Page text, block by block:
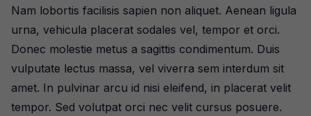
Nam lobortis facilisis sapien non aliquet. Aenean ligula
urna, vehicula placerat sodales vel, tempor et orci.
Donec molestie metus a sagittis condimentum. Duis
vulputate lectus massa, vel viverra sem interdum sit
amet. In pulvinar arcu id nisi eleifend, in placerat velit
tempor. Sed volutpat orci nec velit cursus posuere.